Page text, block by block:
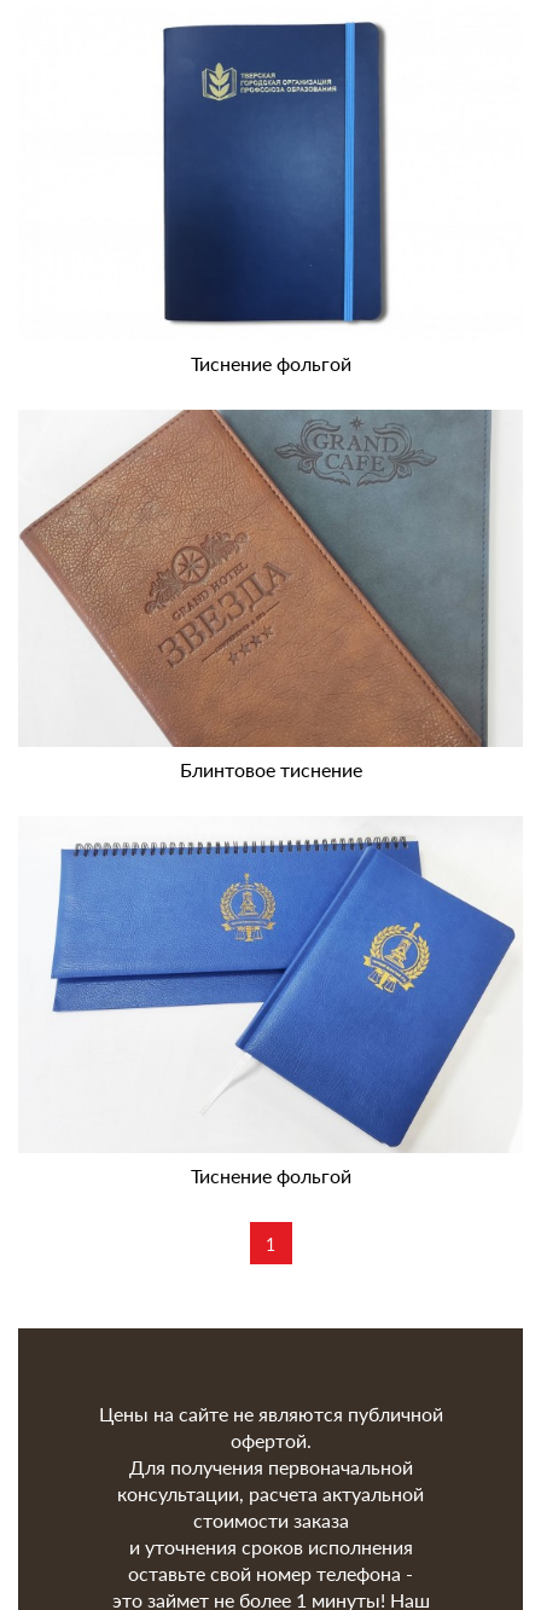
Тиснение фольгой
Блинтовое тиснение
Тиснение фольгой
1
Цены на сайте не являются публичной
офертой.
Для получения первоначальной
консультации, расчета актуальной
стоимости заказа
и уточнения сроков исполнения
оставьте свой номер телефона -
это займет не более 1 минуты! Наш